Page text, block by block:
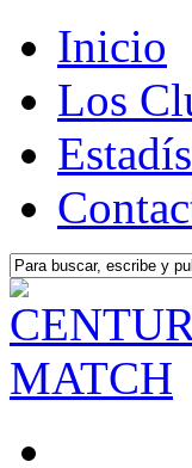
Inicio
Los